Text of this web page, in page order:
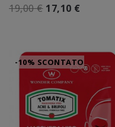
19,00 € 17,10 €
-10% SCONTATO